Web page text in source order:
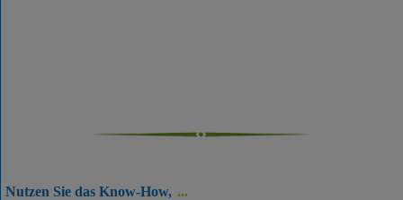
Nutzen Sie das Know-How,